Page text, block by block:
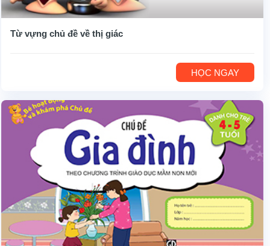
Từ vựng chủ đề về thị giác
HỌC NGAY